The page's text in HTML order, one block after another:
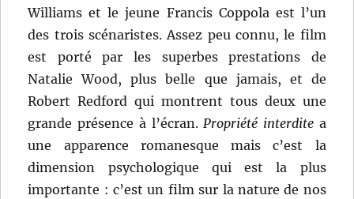
Williams et le jeune Francis Coppola est l’un
des trois scénaristes. Assez peu connu, le film
est porté par les superbes prestations de
Natalie Wood, plus belle que jamais, et de
Robert Redford qui montrent tous deux une
grande présence à l’écran.Propriété interditea
une apparence romanesque mais c’est la
dimension psychologique qui est la plus
importante : c’est un film sur la nature de nos